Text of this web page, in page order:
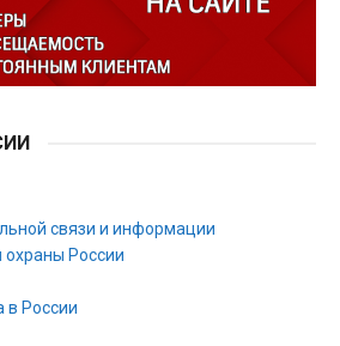
связи и информации
России
в России